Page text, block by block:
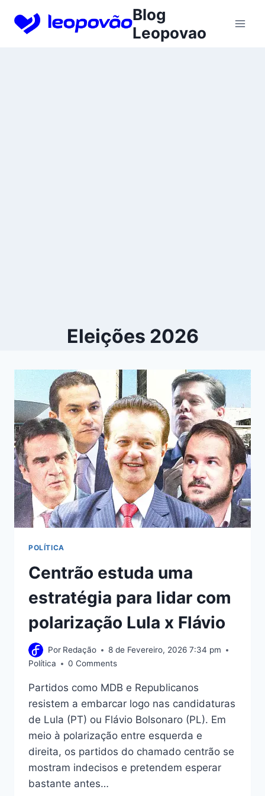
Blog
Leopovao
Eleições 2026
POLÍTICA
Centrão estuda uma
estratégia para lidar com
polarização Lula x Flávio
Por Redação
8 de Fevereiro, 2026 7:34 pm
Política
0 Comments
Partidos como MDB e Republicanos
resistem a embarcar logo nas candidaturas
de Lula (PT) ou Flávio Bolsonaro (PL). Em
meio à polarização entre esquerda e
direita, os partidos do chamado centrão se
mostram indecisos e pretendem esperar
bastante antes…